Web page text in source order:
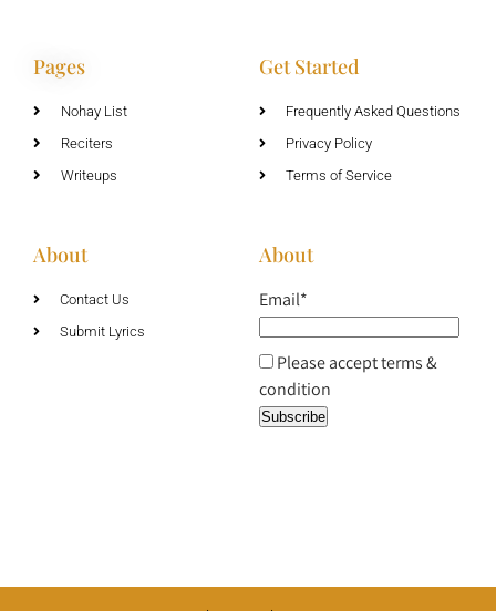
Pages
Nohay List
Reciters
Writeups
Get Started
Frequently Asked Questions
Privacy Policy
Terms of Service
About
Contact Us
Submit Lyrics
About
Email*
Please accept terms &
condition